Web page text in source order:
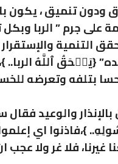
ودون تنميق ، يكون
على جرم ” الربا
التنمية
{يَمۡحَقُ ٱللَّهُ
بتلفه وتعرضه
بالإنذار والوعيد
}،فاذنوا اي
غيرنا، فلا غر ولا